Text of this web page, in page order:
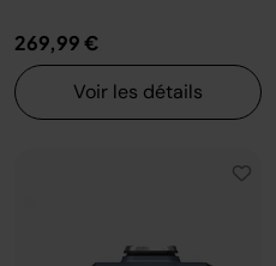
269,99 €
Voir les détails